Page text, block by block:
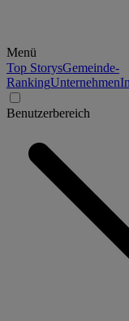
Menü
Top StorysGemeinde-
RankingUnternehmen
Benutzerbereich